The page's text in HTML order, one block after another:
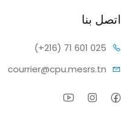
اتصل بنا
(+216) 71 601 025
courrier@cpu.mesrs.tn